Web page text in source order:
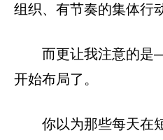
组织、有节奏的集体行
而更让我注意的
开始布局了。
你以为那些每天在